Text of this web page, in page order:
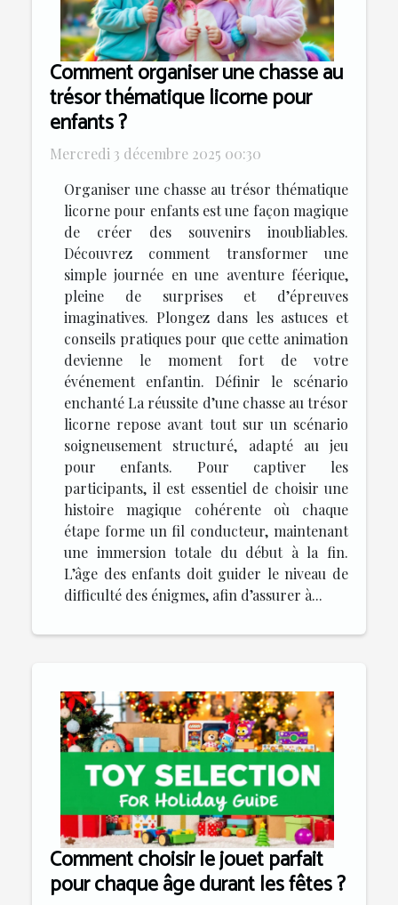
Comment organiser une chasse au
trésor thématique licorne pour
enfants ?
Mercredi 3 décembre 2025 00:30
Organiser une chasse au trésor thématique
licorne pour enfants est une façon magique
de créer des souvenirs inoubliables.
Découvrez comment transformer une
simple journée en une aventure féerique,
pleine de surprises et d’épreuves
imaginatives. Plongez dans les astuces et
conseils pratiques pour que cette animation
devienne le moment fort de votre
événement enfantin. Définir le scénario
enchanté La réussite d’une chasse au trésor
licorne repose avant tout sur un scénario
soigneusement structuré, adapté au jeu
pour enfants. Pour captiver les
participants, il est essentiel de choisir une
histoire magique cohérente où chaque
étape forme un fil conducteur, maintenant
une immersion totale du début à la fin.
L’âge des enfants doit guider le niveau de
difficulté des énigmes, afin d’assurer à...
Comment choisir le jouet parfait
pour chaque âge durant les fêtes ?